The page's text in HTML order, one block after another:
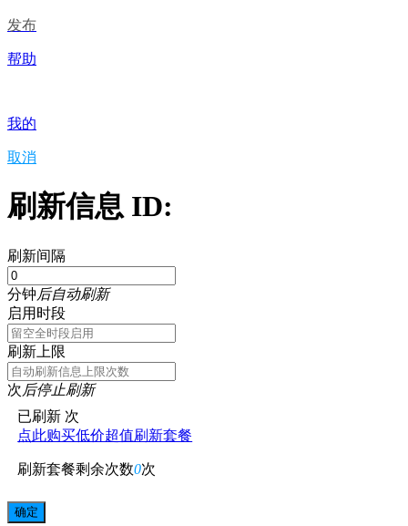
发布
帮助
我的
取消
刷新信息 ID:
刷新间隔
分钟后自动刷新
启用时段
刷新上限
次后停止刷新
已刷新 次
点此购买低价超值刷新套餐
刷新套餐剩余次数0次